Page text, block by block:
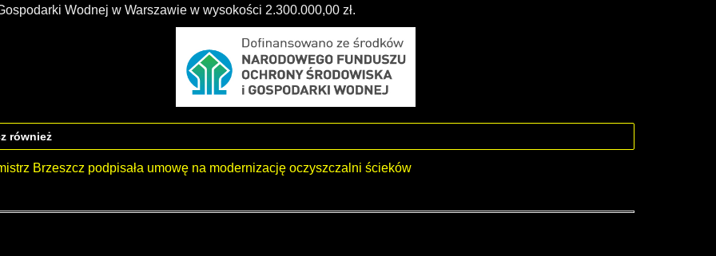
Wodnej w Warszawie w wysokości 2.300.000,00 zł.
również
Brzeszcz podpisała umowę na modernizację oczyszczalni ścieków